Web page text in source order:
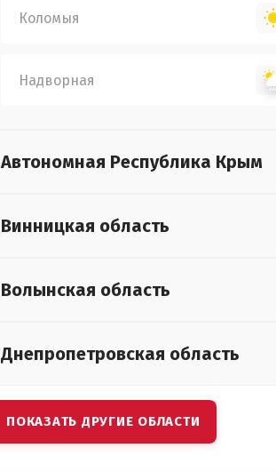
Коломыя
Надворная
Автономная Республика Крым
Винницкая область
Волынская область
Днепропетровская область
ПОКАЗАТЬ ДРУГИЕ ОБЛАСТИ